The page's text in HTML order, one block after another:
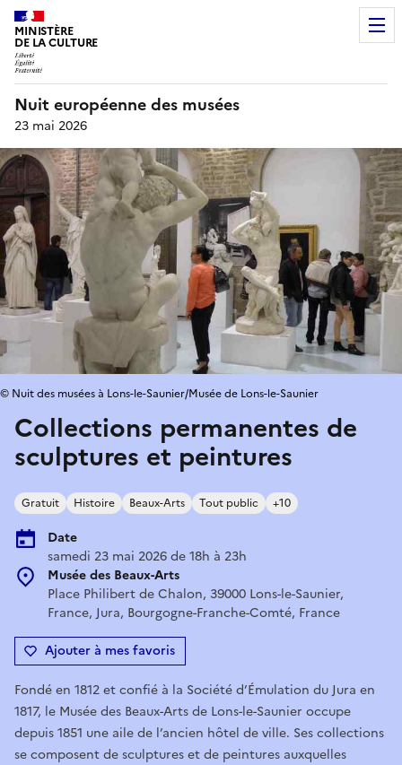
MINISTÈRE
DE LA CULTURE
Nuit européenne des musées
23 mai 2026
Collections permanentes de
sculptures et peintures
Gratuit Histoire Beaux-Arts Tout public +10
Date
samedi 23 mai 2026 de 18h à 23h
Musée des Beaux-Arts
Place Philibert de Chalon, 39000 Lons-le-Saunier,
France, Jura, Bourgogne-Franche-Comté, France
Ajouter à mes favoris
© Nuit des musées à Lons-le-Saunier/Musée de Lons-le-Saunier
Fondé en 1812 et confié à la Société d’Émulation du Jura en
1817, le Musée des Beaux-Arts de Lons-le-Saunier occupe
depuis 1851 une aile de l’ancien hôtel de ville. Ses collections
se composent de sculptures et de peintures auxquelles